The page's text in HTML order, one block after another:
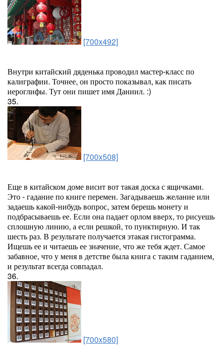
[700x492]
Внутри китайский дяденька проводил мастер-класс по
калиграфии. Точнее, он просто показывал, как писать
иероглифы. Тут они пишет имя Даниил. :)
35.
[700x508]
Еще в китайском доме висит вот такая доска с ящичками.
Это - гадание по книге перемен. Загадываешь желание или
задаешь какой-нибудь вопрос, затем берешь монету и
подбрасываешь ее. Если она падает орлом вверх, то рисуешь
сплошную линию, а если решкой, то пунктирную. И так
шесть раз. В результате получается этакая гистограмма.
Ищешь ее и читаешь ее значение, что же тебя ждет. Самое
забавное, что у меня в детстве была книга с таким гаданием,
и результат всегда совпадал.
36.
[700x580]